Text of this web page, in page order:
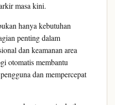
masa kini.
hanya kebutuhan
penting dalam
dan keamanan area
otomatis membantu
dan mempercepat